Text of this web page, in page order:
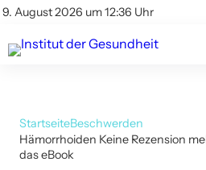
9. August 2026 um 12:36 Uhr
Kontakt
Kontakt
AGBs
StartseiteBeschwerden
Hämorrhoiden Keine Rezension
das eBook